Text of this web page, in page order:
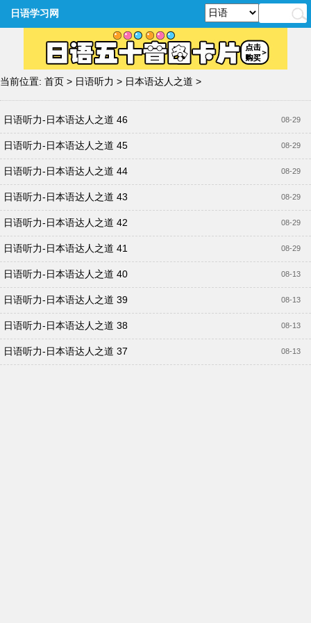
日语学习网
当前位置: 首页 > 日语听力 > 日本语达人之道 >
08-29
日语听力-日本语达人之道 46
08-29
日语听力-日本语达人之道 45
08-29
日语听力-日本语达人之道 44
08-29
日语听力-日本语达人之道 43
08-29
日语听力-日本语达人之道 42
08-29
日语听力-日本语达人之道 41
08-13
日语听力-日本语达人之道 40
08-13
日语听力-日本语达人之道 39
08-13
日语听力-日本语达人之道 38
08-13
日语听力-日本语达人之道 37